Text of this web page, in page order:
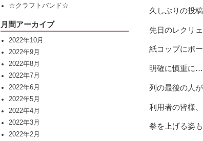
久しぶりの投
先日のレクリ
紙コップにボ
明確に慎重に
列の最後の人
利用者の皆様
拳を上げる姿
☆クラフトバンド☆
月間アーカイブ
2022年10月
2022年9月
2022年8月
2022年7月
2022年6月
2022年5月
2022年4月
2022年3月
2022年2月